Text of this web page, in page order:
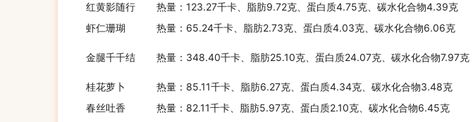
红黄影随行
热量：123.27千卡、脂肪9.72克、蛋白质4.75克、碳水化合物4.39克
虾仁珊瑚
热量：65.24千卡、脂肪2.73克、蛋白质4.03克、碳水化合物6.06克
金腿千千结 热量：348.40千卡、脂肪25.10克、蛋白质24.07克、碳水化合物7.97克
桂花萝卜
热量：85.11千卡、脂肪6.27克、蛋白质4.34克、碳水化合物3.48克
春丝吐香
热量：82.11千卡、脂肪5.97克、蛋白质2.10克、碳水化合物6.45克